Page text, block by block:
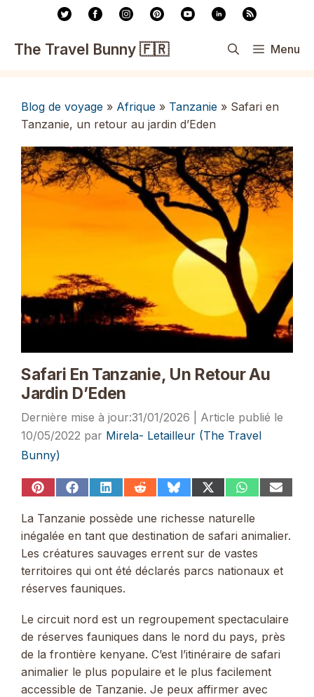
contenu
The Travel Bunny 🇫🇷 Menu
Blog de voyage » Afrique » Tanzanie » Safari en
Tanzanie, un retour au jardin d’Eden
Safari En Tanzanie, Un Retour Au
Jardin D’Eden
31/01/2026
10/05/2022 par Mirela- Letailleur (The Travel
Bunny)
Share
Pinterest
Share
Facebook
Share
LinkedIn
Share
Reddit
Share
Bluesky
Share
(Twitter)
Share
WhatsApp
Share
La Tanzanie possède une richesse naturelle
inégalée en tant que destination de safari animalier.
Les créatures sauvages errent sur de vastes
territoires qui ont été déclarés parcs nationaux et
réserves fauniques.
Le circuit nord est un regroupement spectaculaire
de réserves fauniques dans le nord du pays, près
de la frontière kenyane. C’est l’itinéraire de safari
animalier le plus populaire et le plus facilement
accessible de Tanzanie. Je peux affirmer avec